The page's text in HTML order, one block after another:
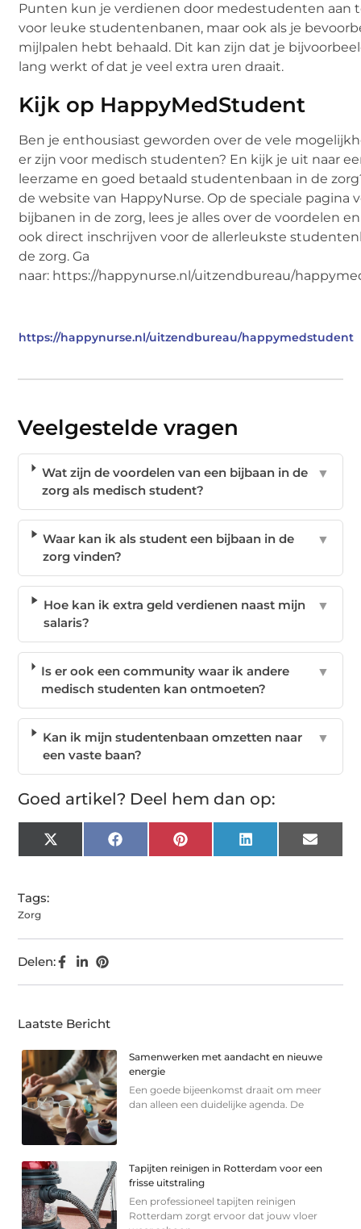
Punten kun je verdienen door medestudenten aan
voor leuke studentenbanen, maar ook als je
mijlpalen hebt behaald. Dit kan zijn dat je
lang werkt of dat je veel extra uren draait.
Kijk op HappyMedStudent
Ben je enthousiast geworden over de vele
er zijn voor medisch studenten? En kijk je uit naar
leerzame en goed betaald studentenbaan in de
de website van HappyNurse. Op de speciale pagina
bijbanen in de zorg, lees je alles over de voordelen
ook direct inschrijven voor de allerleukste
de zorg. Ga
naar: https://happynurse.nl/uitzendbureau/
https://happynurse.nl/uitzendbureau/happymedstudent
Veelgestelde vragen
Wat zijn de voordelen van een bijbaan in de
zorg als medisch student?
▼
Waar kan ik als student een bijbaan in de
zorg vinden?
▼
Hoe kan ik extra geld verdienen naast mijn
salaris?
▼
Is er ook een community waar ik andere
medisch studenten kan ontmoeten?
▼
Kan ik mijn studentenbaan omzetten naar
een vaste baan?
▼
Goed artikel? Deel hem dan op:
X
(Twitter)
FacebookPinterest LinkedIn Email
Tags:
Zorg
Delen:
Laatste Bericht
Samenwerken met aandacht en nieuwe
energie
Een goede bijeenkomst draait om meer
dan alleen een duidelijke agenda. De
Tapijten reinigen in Rotterdam voor een
frisse uitstraling
Een professioneel tapijten reinigen
Rotterdam zorgt ervoor dat jouw vloer